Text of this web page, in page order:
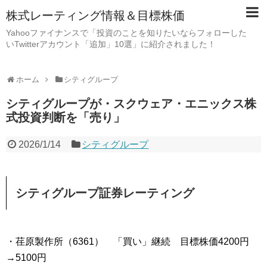
株式レーティング情報＆目標株価
Yahooファイナンスで「投資のことを知りたいならフォローした
いTwitterアカウント「追加」10選」に紹介されました！
ホーム シティグループ
シティグループが・スクウェア・エニックス株
式投資判断を「売り」
2026/1/14 シティグループ
シティグループ証券レーティング
・荏原製作所（6361） 「買い」継続 目標株価4200円
→5100円